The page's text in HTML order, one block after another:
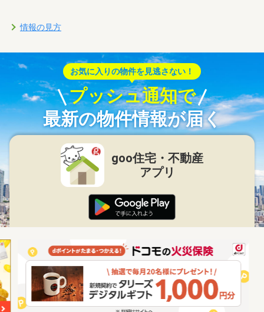
情報の見方
お気に入りの物件を見逃さない！
プッシュ通知で
最新の物件情報が届く
goo住宅・不動産
アプリ